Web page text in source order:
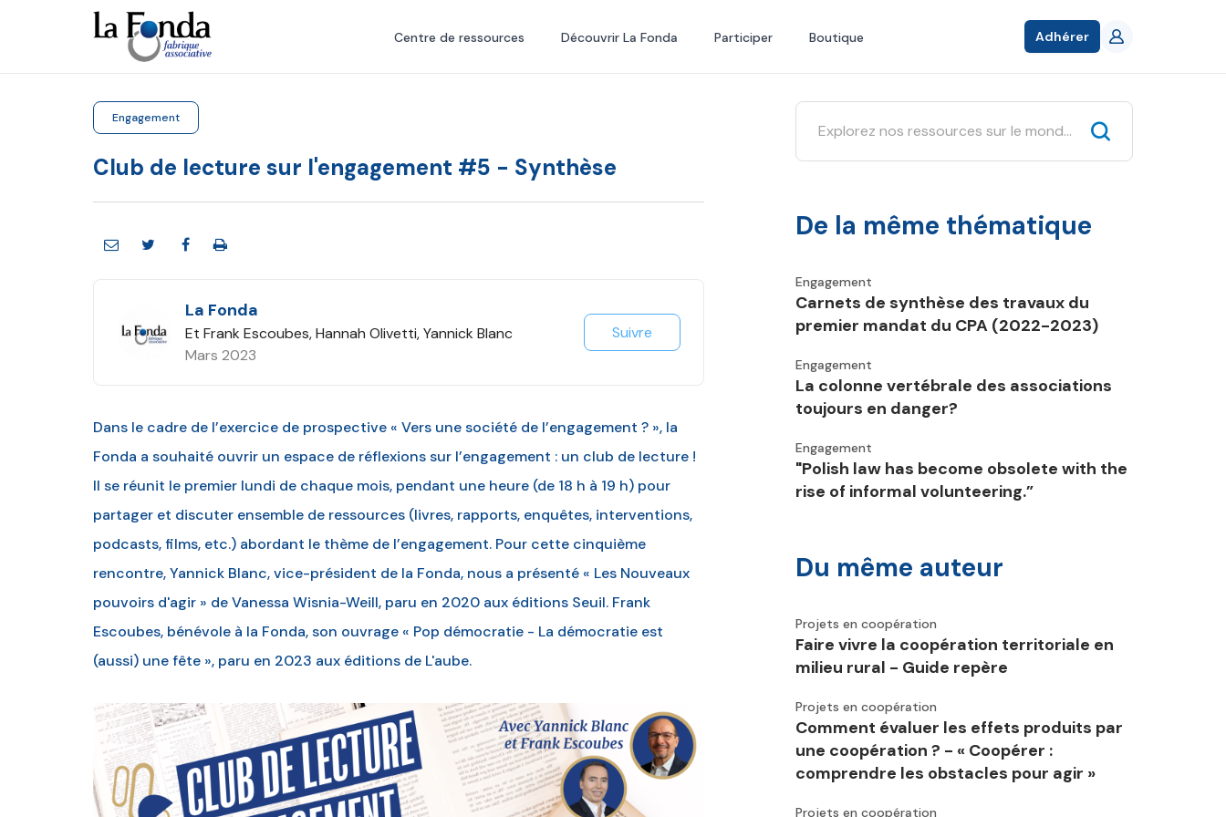
principal
Centre de ressources Découvrir La Fonda Participer Boutique Adhérer
Engagement
Club de lecture sur l'engagement #5 - Synthèse
La Fonda
Et Frank Escoubes, Hannah Olivetti, Yannick Blanc
Mars 2023
Suivre
Dans le cadre de l’exercice de prospective « Vers une société de l’engagement ? », la
Fonda a souhaité ouvrir un espace de réflexions sur l’engagement : un club de lecture !
Il se réunit le premier lundi de chaque mois, pendant une heure (de 18 h à 19 h) pour
partager et discuter ensemble de ressources (livres, rapports, enquêtes, interventions,
podcasts, films, etc.) abordant le thème de l’engagement. Pour cette cinquième
rencontre, Yannick Blanc, vice-président de la Fonda, nous a présenté « Les Nouveaux
pouvoirs d'agir » de Vanessa Wisnia-Weill, paru en 2020 aux éditions Seuil. Frank
Escoubes, bénévole à la Fonda, son ouvrage « Pop démocratie - La démocratie est
(aussi) une fête », paru en 2023 aux éditions de L'aube.
De la même thématique
Engagement
Carnets de synthèse des travaux du
premier mandat du CPA (2022-2023)
Engagement
La colonne vertébrale des associations
toujours en danger?
Engagement
"Polish law has become obsolete with the
rise of informal volunteering.”
Du même auteur
Projets en coopération
Faire vivre la coopération territoriale en
milieu rural - Guide repère
Projets en coopération
Comment évaluer les effets produits par
une coopération ? - « Coopérer :
comprendre les obstacles pour agir »
Projets en coopération